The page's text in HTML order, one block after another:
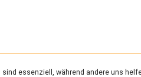
zu
essenziell, während andere uns